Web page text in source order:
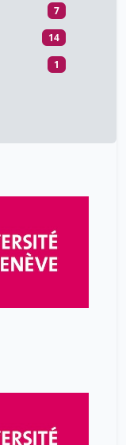
7
14
1
24
13
4
22
38